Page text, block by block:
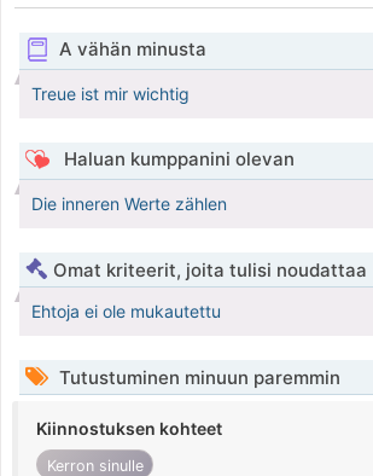
A vähän minusta
Treue ist mir wichtig
Haluan kumppanini olevan
Die inneren Werte zählen
Omat kriteerit, joita tulisi noudattaa
Ehtoja ei ole mukautettu
Tutustuminen minuun paremmin
Kiinnostuksen kohteet
Kerron sinulle